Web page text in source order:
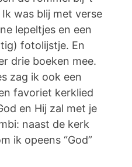
was blij met verse
lepeltjes en een
fotolijstje. En
drie boeken mee.
zag ik ook een
favoriet kerklied
en Hij zal met je
naast de kerk
ik opeens “God”